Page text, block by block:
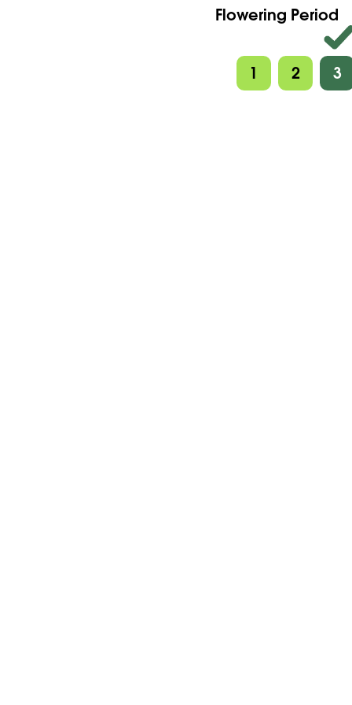
Flowering Period
1 2 3